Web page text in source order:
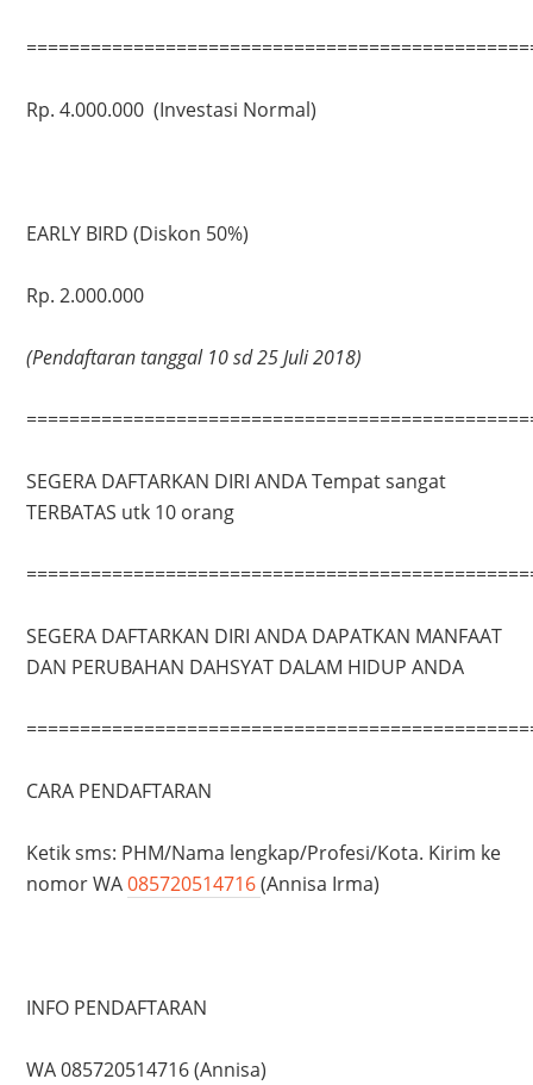
Rp. 4.000.000 (Investasi Normal)
EARLY BIRD (Diskon 50%)
Rp. 2.000.000
(Pendaftaran tanggal 10 sd 25 Juli 2018)
SEGERA DAFTARKAN DIRI ANDA Tempat sangat
TERBATAS utk 10 orang
SEGERA DAFTARKAN DIRI ANDA DAPATKAN MANFAAT
DAN PERUBAHAN DAHSYAT DALAM HIDUP ANDA
CARA PENDAFTARAN
Ketik sms: PHM/Nama lengkap/Profesi/Kota. Kirim ke
nomor WA085720514716(Annisa Irma)
INFO PENDAFTARAN
WA 085720514716 (Annisa)